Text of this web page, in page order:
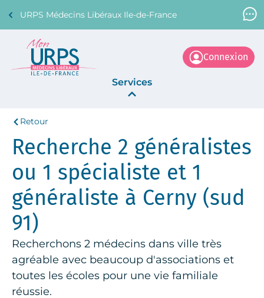
URPS Médecins Libéraux Ile-de-France
Support Médecin
01 45 45 45 45
Services
La Centrale
Connexion
Retour
Recherche 2 généralistes
ou 1 spécialiste et 1
généraliste à Cerny (sud
91)
Recherchons 2 médecins dans ville très
agréable avec beaucoup d'associations et
toutes les écoles pour une vie familiale
réussie.